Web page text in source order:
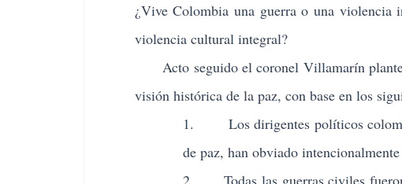
¿Vive Colombia una guerra o una violencia
violencia cultural integral?
Acto seguido el coronel Villamarín
visión histórica de la paz, con base en los
1. Los dirigentes políticos
de paz, han obviado
2. Todas las guerras civiles